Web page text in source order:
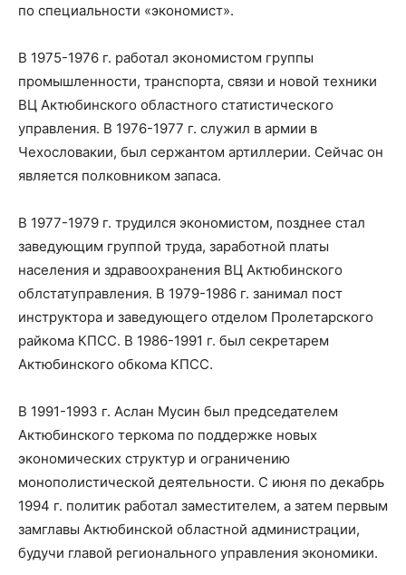
по специальности «экономист».
В 1975-1976 г. работал экономистом группы
промышленности, транспорта, связи и новой техники
ВЦ Актюбинского областного статистического
управления. В 1976-1977 г. служил в армии в
Чехословакии, был сержантом артиллерии. Сейчас он
является полковником запаса.
В 1977-1979 г. трудился экономистом, позднее стал
заведующим группой труда, заработной платы
населения и здравоохранения ВЦ Актюбинского
облстатуправления. В 1979-1986 г. занимал пост
инструктора и заведующего отделом Пролетарского
райкома КПСС. В 1986-1991 г. был секретарем
Актюбинского обкома КПСС.
В 1991-1993 г. Аслан Мусин был председателем
Актюбинского теркома по поддержке новых
экономических структур и ограничению
монополистической деятельности. С июня по декабрь
1994 г. политик работал заместителем, а затем первым
замглавы Актюбинской областной администрации,
будучи главой регионального управления экономики.